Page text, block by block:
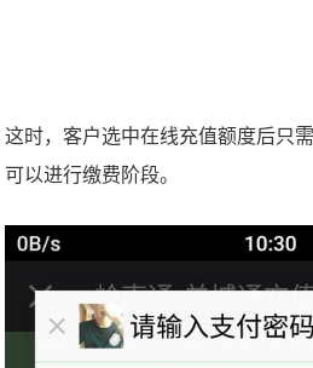
这时，客户选中在线充值额度后只
可以进行缴费阶段。